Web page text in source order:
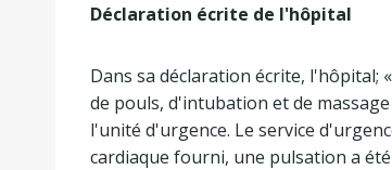
Déclaration écrite de l'hôpital
Dans sa déclaration écrite, l'hôpital;
de pouls, d'intubation et de
l'unité d'urgence. Le service
cardiaque fourni, une pulsation a